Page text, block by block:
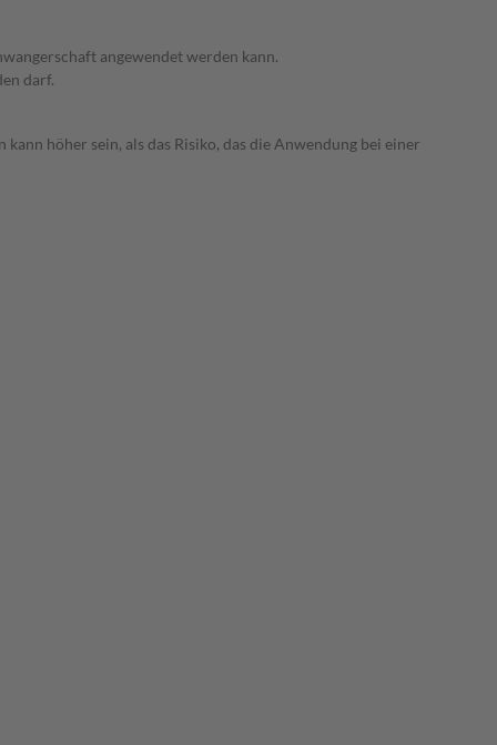
angewendet werden kann.
darf.
höher sein, als das Risiko, das die Anwendung bei einer